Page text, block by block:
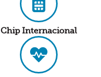
Chip Internacional